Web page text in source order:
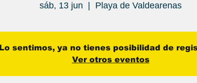
sáb, 13 jun Playa de Valdearenas
sentimos, ya no tienes posibilidad de
Ver otros eventos